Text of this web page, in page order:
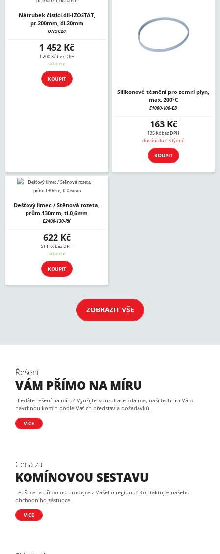
Nátrubek čistící díl-IZOSTAT,
pr.200mm, dl.20mm
ONOC20
1 452 Kč
1 200 Kč bez DPH
skladem
KOUPIT
Silikonové těsnění pro zemní plyn,
max. 200°C
E1000-100-ED
163 Kč
135 Kč bez DPH
dodání do 2-3 týdnů
KOUPIT
Dešťový límec / Stěnová rozeta,
prům.130mm, tl.0,6mm
E2400-130-RK
622 Kč
514 Kč bez DPH
skladem
KOUPIT
ZOBRAZIT VŠE
Řešení
VÁM PŘÍMO NA MÍRU
Hledáte řešení na míru? Využijte konzultace zdarma, naši technici Vám
navrhnou komín podle Vašich představ a požadavků.
VÍCE
Cena za
KOMÍNOVOU SESTAVU
Lepší cena přímo od prodejce z Vašeho regionu? Kontaktujte našeho
obchodního zástupce.
VÍCE